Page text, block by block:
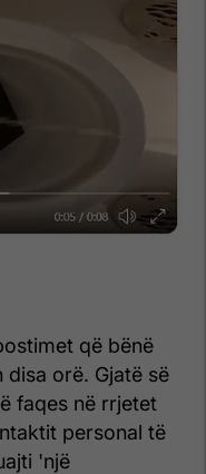
që bënë
disa orë. Gjatë së
faqes në rrjetet
personal të
'një